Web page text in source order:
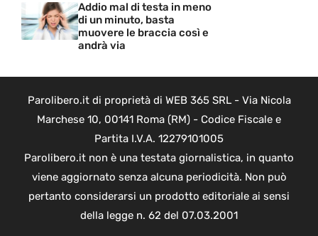
Addio mal di testa in meno
di un minuto, basta
muovere le braccia così e
andrà via
Parolibero.it di proprietà di WEB 365 SRL - Via Nicola
Marchese 10, 00141 Roma (RM) - Codice Fiscale e
Partita I.V.A. 12279101005
Parolibero.it non è una testata giornalistica, in quanto
viene aggiornato senza alcuna periodicità. Non può
pertanto considerarsi un prodotto editoriale ai sensi
della legge n. 62 del 07.03.2001